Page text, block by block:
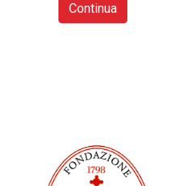
Continua